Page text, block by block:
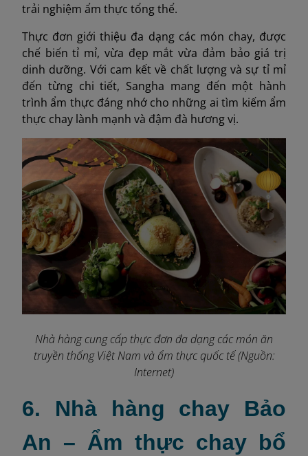
trải nghiệm ẩm thực tổng thể.
Thực đơn giới thiệu đa dạng các món chay, được
chế biến tỉ mỉ, vừa đẹp mắt vừa đảm bảo giá trị
dinh dưỡng. Với cam kết về chất lượng và sự tỉ mỉ
đến từng chi tiết, Sangha mang đến một hành
trình ẩm thực đáng nhớ cho những ai tìm kiếm ẩm
thực chay lành mạnh và đậm đà hương vị.
Nhà hàng cung cấp thực đơn đa dạng các món ăn
truyền thống Việt Nam và ẩm thực quốc tế (Nguồn:
Internet)
6. Nhà hàng chay Bảo
An – Ẩm thực chay bổ